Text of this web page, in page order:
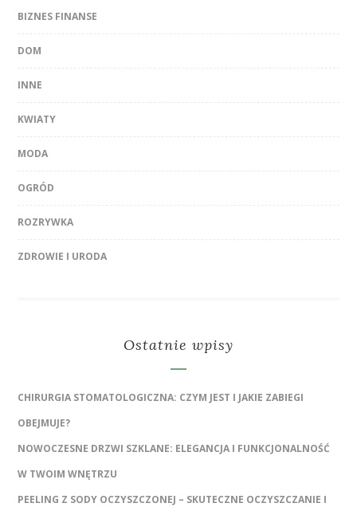
BIZNES FINANSE
DOM
INNE
KWIATY
MODA
OGRÓD
ROZRYWKA
ZDROWIE I URODA
Ostatnie wpisy
CHIRURGIA STOMATOLOGICZNA: CZYM JEST I JAKIE ZABIEGI
OBEJMUJE?
NOWOCZESNE DRZWI SZKLANE: ELEGANCJA I FUNKCJONALNOŚĆ
W TWOIM WNĘTRZU
PEELING Z SODY OCZYSZCZONEJ – SKUTECZNE OCZYSZCZANIE I